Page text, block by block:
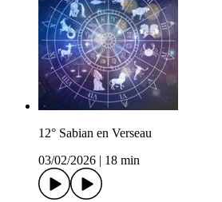
12° Sabian en Verseau
03/02/2026
18 min